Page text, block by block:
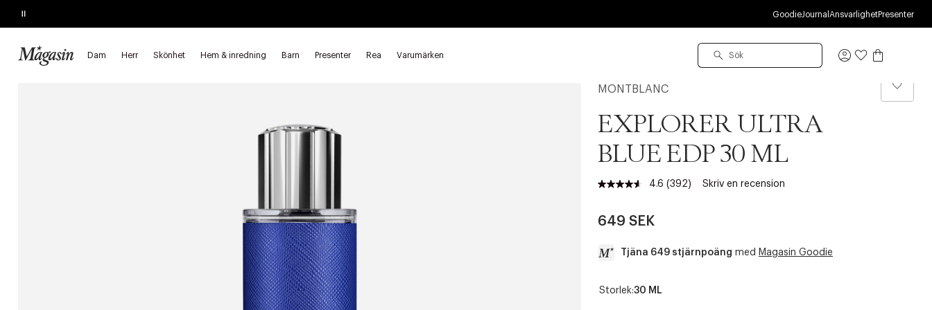
Pause GoodieJournal AnsvarlighetPresenter
Dam Herr Skönhet Hem & inredning Barn Presenter Rea Varumärken
Logga
KÖP 2, SPARA 20%
Startsida Skönhet Herr Parfym och dofter Eau de Parfum
MONTBLANC
EXPLORER ULTRA
BLUE EDP 30 ML
4.6 Läs
sida.
(392) Skriv en recension
649 SEK
Tjäna 649 stjärnpoäng med Magasin Goodie
a
Storlek:30 ML